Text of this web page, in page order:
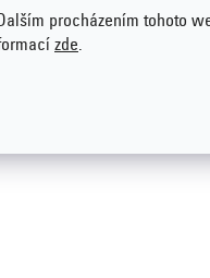
procházením tohoto
zde.